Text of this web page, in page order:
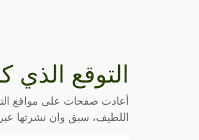
التوقع
أعادت صفحات على مواقع
اللطيف، سبق وان نشرتها عبر